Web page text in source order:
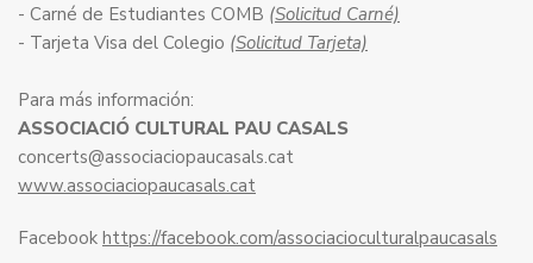
- Carné de Estudiantes COMB (Solicitud Carné)
- Tarjeta Visa del Colegio (Solicitud Tarjeta)
Para más información:
ASSOCIACIÓ CULTURAL PAU CASALS
concerts@associaciopaucasals.cat
www.associaciopaucasals.cat
Facebook https://facebook.com/associacioculturalpaucasals